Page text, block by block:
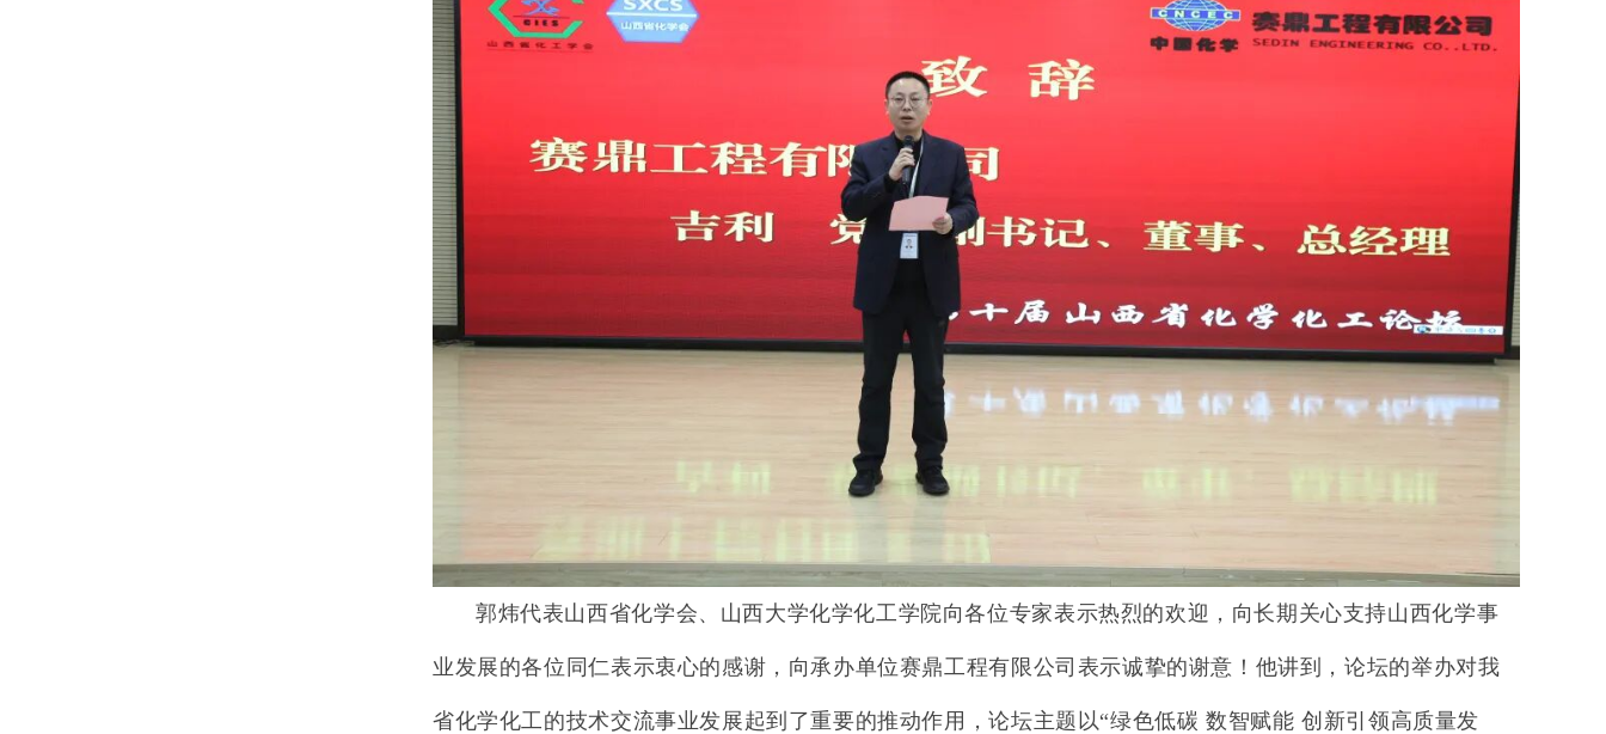
郭炜代表山西省化学会、山西大学化学化工学院向各位专家表示热烈的欢迎，向长期关心支持山西化学事
业发展的各位同仁表示衷心的感谢，向承办单位赛鼎工程有限公司表示诚挚的谢意！他讲到，论坛的举办对我
省化学化工的技术交流事业发展起到了重要的推动作用，论坛主题以“绿色低碳 数智赋能 创新引领高质量发